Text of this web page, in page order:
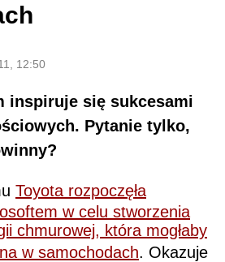
12:50
inspiruje się sukcesami
Pytanie tylko,
Toyota rozpoczęła
w celu stworzenia
chmurowej, która mogłaby
w samochodach. Okazuje